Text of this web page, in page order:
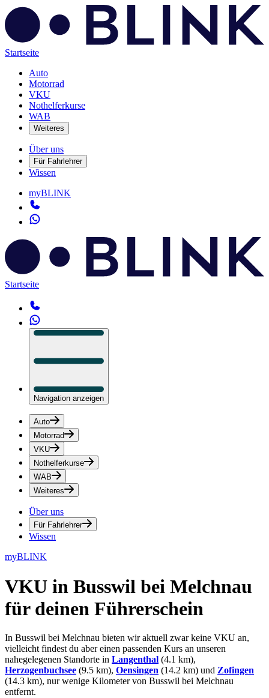
Startseite
Auto
Motorrad
VKU
Nothelferkurse
WAB
Weiteres
Über uns
Für Fahrlehrer
Wissen
myBLINK
Startseite
Navigation anzeigen
Auto
Motorrad
VKU
Nothelferkurse
WAB
Weiteres
Über uns
Für Fahrlehrer
Wissen
myBLINK
VKU in Busswil bei Melchnau
für deinen Führerschein
In Busswil bei Melchnau bieten wir aktuell zwar keine VKU an,
vielleicht findest du aber einen passenden Kurs an unseren
nahegelegenen Standorte in Langenthal (4.1 km),
Herzogenbuchsee (9.5 km), Oensingen (14.2 km) und Zofingen
(14.3 km), nur wenige Kilometer von Busswil bei Melchnau
entfernt.